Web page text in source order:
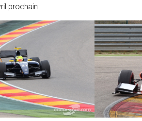
prochain.